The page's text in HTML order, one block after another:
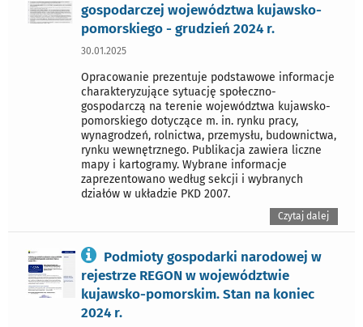
gospodarczej województwa kujawsko-
pomorskiego - grudzień 2024 r.
30.01.2025
Opracowanie prezentuje podstawowe informacje
charakteryzujące sytuację społeczno-
gospodarczą na terenie województwa kujawsko-
pomorskiego dotyczące m. in. rynku pracy,
wynagrodzeń, rolnictwa, przemysłu, budownictwa,
rynku wewnętrznego. Publikacja zawiera liczne
mapy i kartogramy. Wybrane informacje
zaprezentowano według sekcji i wybranych
działów w układzie PKD 2007.
Czytaj dalej
Podmioty gospodarki narodowej w
rejestrze REGON w województwie
kujawsko-pomorskim. Stan na koniec
2024 r.